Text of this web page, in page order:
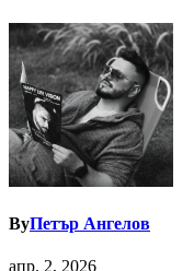
ByПетър Ангелов
апр. 2, 2026